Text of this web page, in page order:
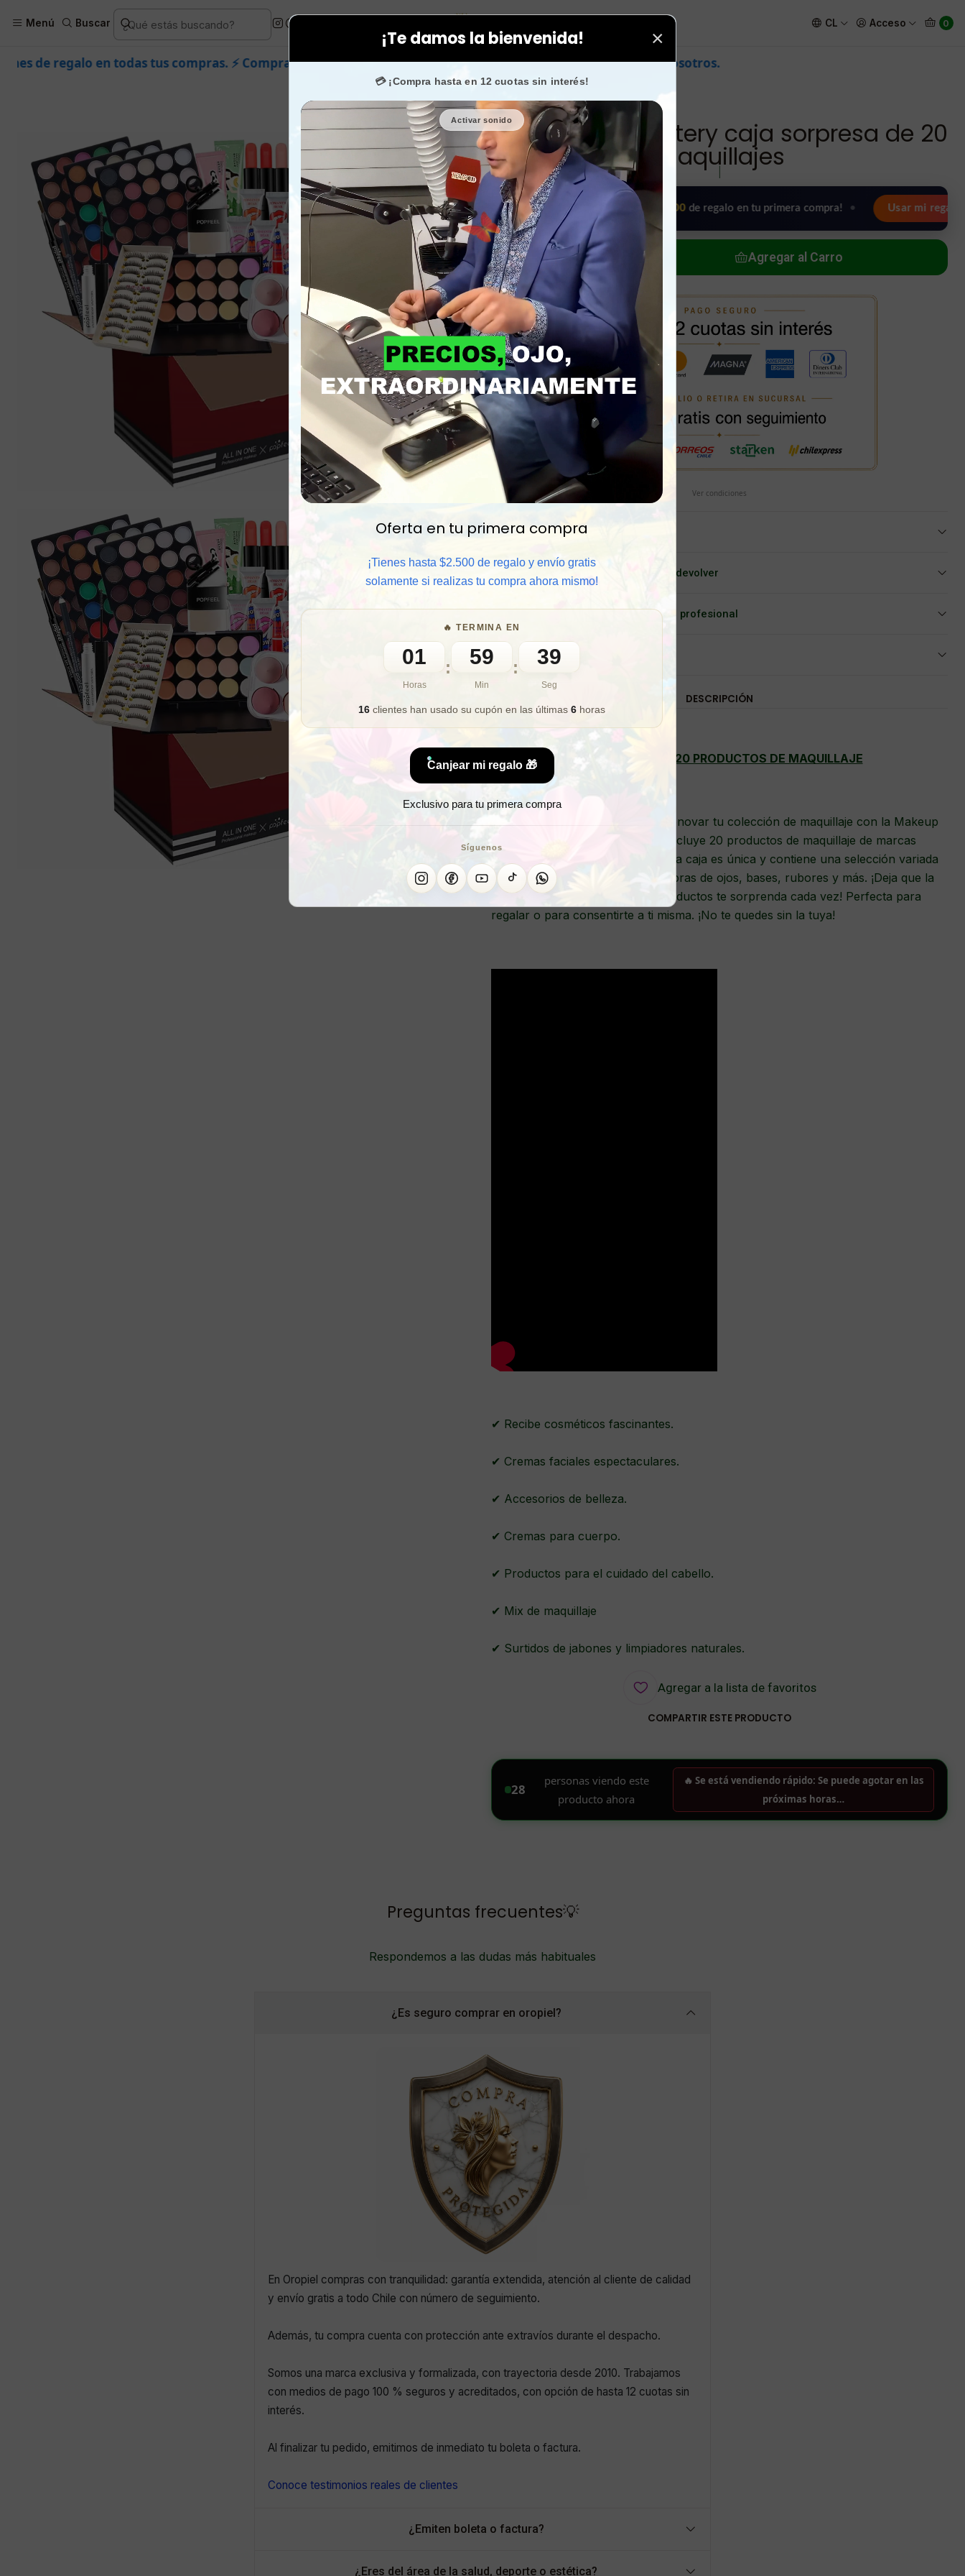
¡Te damos la bienvenida! ×
💳 ¡Compra hasta en 12 cuotas sin interés!
Activar sonido
Oferta en tu primera compra
¡Tienes hasta $2.500 de regalo y envío gratis
solamente si realizas tu compra ahora mismo!
🔥 TERMINA EN
01
Horas
: 59
Min
: 37
Seg
16 clientes han usado su cupón en las últimas 6 horas
Canjear mi regalo 🎁
Exclusivo para tu primera compra
Síguenos
Menú Buscar CL Acceso 0
Piel Marcas Dermik Facial Packs Makeup box mistery caja sorpresa de 20 maquillajes
tus compras. ⚡ Compra rápido y aprovecha. 💙 +50.000 fans enInstagramconfían en nosotros.
Makeup box mistery caja sorpresa de 20
maquillajes
🎉 Bienvenid@ 🔥 ¡Hasta de regalo en tu primera compra! • Usar mi regalo ahora 🖤
Cantidad
Agregar al Carro
Ver condiciones
📦 Comprar al por mayor
⏰ Garantía 8 meses para cambiar o devolver
🧑‍💼 Atención al cliente y/o Asesoría profesional
🎁 Lo quiero para regalo
DESCRIPCIÓN
CAJA SORPRESA 20 PRODUCTOS DE MAQUILLAJE
¡Descubre una nueva forma de renovar tu colección de maquillaje con la Makeup
Box Mistery! Esta caja sorpresa incluye 20 productos de maquillaje de marcas
reconocidas y de alta calidad. Cada caja es única y contiene una selección variada
de productos como labiales, sombras de ojos, bases, rubores y más. ¡Deja que la
emoción de descubrir nuevos productos te sorprenda cada vez! Perfecta para
regalar o para consentirte a ti misma. ¡No te quedes sin la tuya!
✔ Recibe cosméticos fascinantes.
✔ Cremas faciales espectaculares.
✔ Accesorios de belleza.
✔ Cremas para cuerpo.
✔ Productos para el cuidado del cabello.
✔ Mix de maquillaje
✔ Surtidos de jabones y limpiadores naturales.
Agregar a la lista de favoritos
COMPARTIR ESTE PRODUCTO
Preguntas frecuentes💡
Respondemos a las dudas más habituales
¿Es seguro comprar en oropiel?
En Oropiel compras con tranquilidad: garantía extendida, atención al cliente de calidad
y envío gratis a todo Chile con número de seguimiento.
Además, tu compra cuenta con protección ante extravíos durante el despacho.
Somos una marca exclusiva y formalizada, con trayectoria desde 2010. Trabajamos
con medios de pago 100 % seguros y acreditados, con opción de hasta 12 cuotas sin
interés.
Al finalizar tu pedido, emitimos de inmediato tu boleta o factura.
Conoce testimonios reales de clientes
¿Emiten boleta o factura?
¿Eres del área de la salud, deporte o estética?